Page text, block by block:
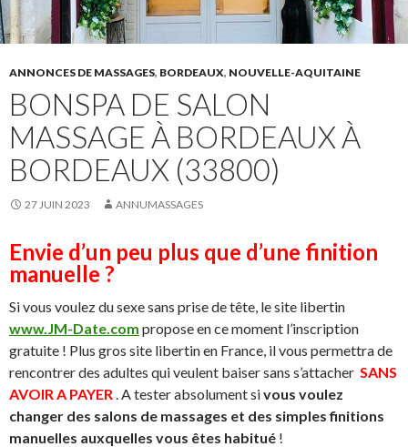
ANNONCES DE MASSAGES, BORDEAUX, NOUVELLE-AQUITAINE
BONSPA DE SALON
MASSAGE À BORDEAUX À
BORDEAUX (33800)
27 JUIN 2023 ANNUMASSAGES
Envie d’un peu plus que d’une finition
manuelle ?
Si vous voulez du sexe sans prise de tête, le site libertin
www.JM-Date.com propose en ce moment l’inscription
gratuite ! Plus gros site libertin en France, il vous permettra de
rencontrer des adultes qui veulent baiser sans s’attacher SANS
AVOIR A PAYER . A tester absolument sivous voulez
changer des salons de massages et des simples finitions
manuelles auxquelles vous êtes habitué !